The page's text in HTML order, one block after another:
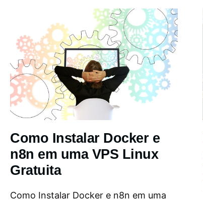
Como Instalar Docker e
n8n em uma VPS Linux
Gratuita
Como Instalar Docker e n8n em uma